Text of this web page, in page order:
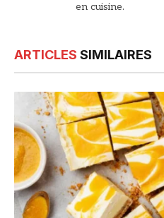
en cuisine.
ARTICLES SIMILAIRES